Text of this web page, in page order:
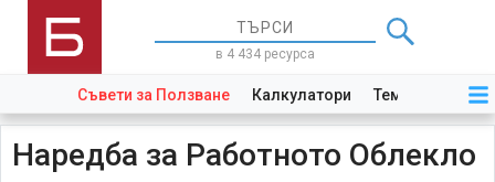
в 4 434 ресурса
Съвети за Ползване Калкулатори Теми Закони
Наредба за Работното Облекло